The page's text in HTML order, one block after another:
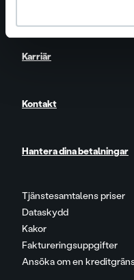
Tjänstesamtalens priser
Dataskydd
Kakor
Faktureringsuppgifter
Ansöka om en
Karriär
Kontakt
Hantera dina betalningar